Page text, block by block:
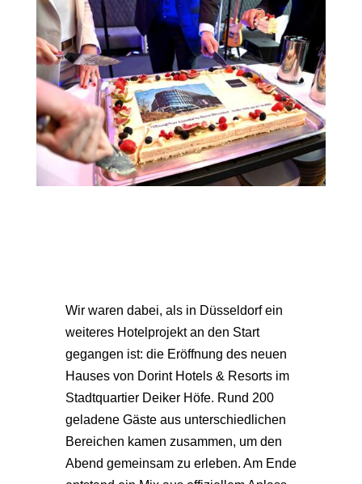
Wir waren dabei, als in Düsseldorf ein
weiteres Hotelprojekt an den Start
gegangen ist: die Eröffnung des neuen
Hauses von Dorint Hotels & Resortsim
Stadtquartier Deiker Höfe. Rund 200
geladene Gäste aus unterschiedlichen
Bereichen kamen zusammen, um den
Abend gemeinsam zu erleben. Am Ende